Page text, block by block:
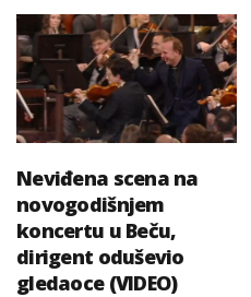
Neviđena scena na
novogodišnjem
koncertu u Beču,
dirigent oduševio
gledaoce (VIDEO)